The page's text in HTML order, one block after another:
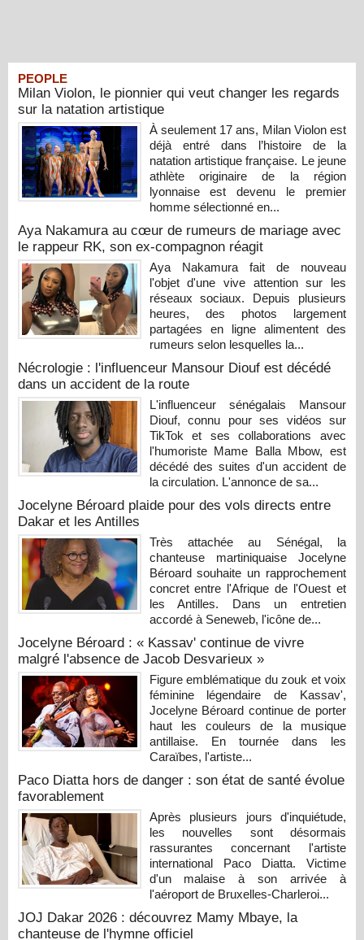
PEOPLE
Milan Violon, le pionnier qui veut changer les regards
sur la natation artistique
À seulement 17 ans, Milan Violon est
déjà entré dans l’histoire de la
natation artistique française. Le jeune
athlète originaire de la région
lyonnaise est devenu le premier
homme sélectionné en...
Aya Nakamura au cœur de rumeurs de mariage avec
le rappeur RK, son ex-compagnon réagit
Aya Nakamura fait de nouveau
l'objet d'une vive attention sur les
réseaux sociaux. Depuis plusieurs
heures, des photos largement
partagées en ligne alimentent des
rumeurs selon lesquelles la...
Nécrologie : l'influenceur Mansour Diouf est décédé
dans un accident de la route
L'influenceur sénégalais Mansour
Diouf, connu pour ses vidéos sur
TikTok et ses collaborations avec
l'humoriste Mame Balla Mbow, est
décédé des suites d'un accident de
la circulation. L'annonce de sa...
Jocelyne Béroard plaide pour des vols directs entre
Dakar et les Antilles
Très attachée au Sénégal, la
chanteuse martiniquaise Jocelyne
Béroard souhaite un rapprochement
concret entre l'Afrique de l'Ouest et
les Antilles. Dans un entretien
accordé à Seneweb, l'icône de...
Jocelyne Béroard : « Kassav' continue de vivre
malgré l'absence de Jacob Desvarieux »
Figure emblématique du zouk et voix
féminine légendaire de Kassav',
Jocelyne Béroard continue de porter
haut les couleurs de la musique
antillaise. En tournée dans les
Caraïbes, l'artiste...
Paco Diatta hors de danger : son état de santé évolue
favorablement
Après plusieurs jours d'inquiétude,
les nouvelles sont désormais
rassurantes concernant l'artiste
international Paco Diatta. Victime
d'un malaise à son arrivée à
l'aéroport de Bruxelles-Charleroi...
JOJ Dakar 2026 : découvrez Mamy Mbaye, la
chanteuse de l'hymne officiel